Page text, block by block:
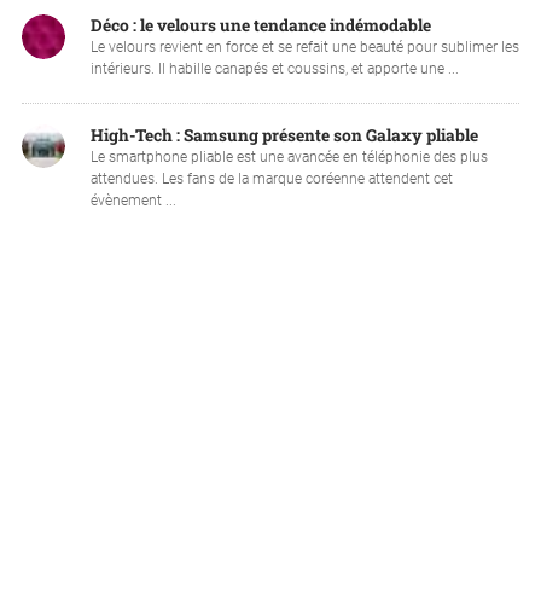
Déco : le velours une tendance indémodable
Le velours revient en force et se refait une beauté pour sublimer les
intérieurs. Il habille canapés et coussins, et apporte une ...
High-Tech : Samsung présente son Galaxy pliable
Le smartphone pliable est une avancée en téléphonie des plus
attendues. Les fans de la marque coréenne attendent cet
évènement ...